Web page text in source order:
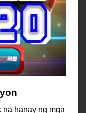
na hanay ng mga